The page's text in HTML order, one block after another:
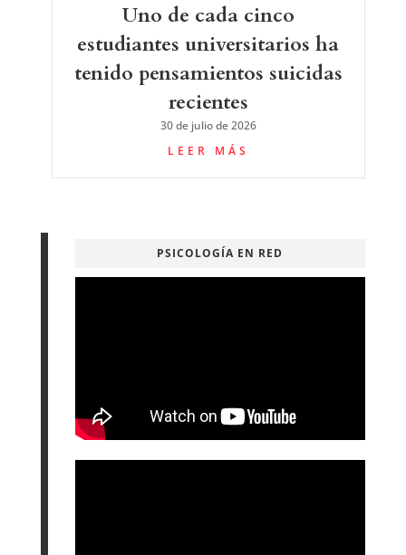
Uno de cada cinco
estudiantes universitarios ha
tenido pensamientos suicidas
recientes
30 de julio de 2026
LEER MÁS
PSICOLOGÍA EN RED